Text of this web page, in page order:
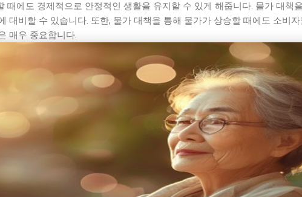
때에도 경제적으로 안정적인 생활을 유지할 수 있게 해줍니다. 물가 대책
대비할 수 있습니다. 또한, 물가 대책을 통해 물가가 상승할 때에도 소비
매우 중요합니다.